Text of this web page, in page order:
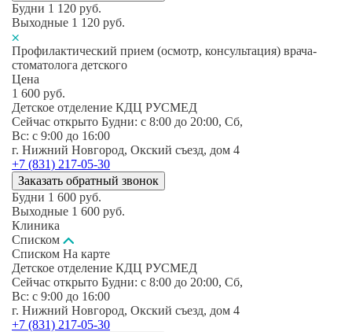
Будни 1 120 руб.
Выходные 1 120 руб.
Профилактический прием (осмотр, консультация) врача-
стоматолога детского
Цена
1 600 руб.
Детское отделение КДЦ РУСМЕД
Сейчас открыто Будни: c 8:00 до 20:00, Сб,
Вс: c 9:00 до 16:00
г. Нижний Новгород, Окский съезд, дом 4
+7 (831) 217-05-30
Заказать обратный звонок
Будни 1 600 руб.
Выходные 1 600 руб.
Клиника
Списком
Списком На карте
Детское отделение КДЦ РУСМЕД
Сейчас открыто Будни: c 8:00 до 20:00, Сб,
Вс: c 9:00 до 16:00
г. Нижний Новгород, Окский съезд, дом 4
+7 (831) 217-05-30